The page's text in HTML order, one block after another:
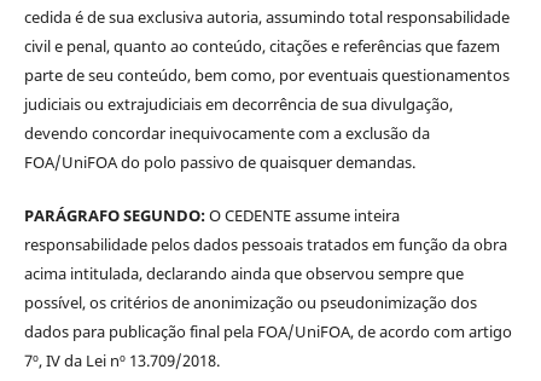
cedida é de sua exclusiva autoria, assumindo total responsabilidade
civil e penal, quanto ao conteúdo, citações e referências que fazem
parte de seu conteúdo, bem como, por eventuais questionamentos
judiciais ou extrajudiciais em decorrência de sua divulgação,
devendo concordar inequivocamente com a exclusão da
FOA/UniFOA do polo passivo de quaisquer demandas.
PARÁGRAFO SEGUNDO:O CEDENTE assume inteira
responsabilidade pelos dados pessoais tratados em função da obra
acima intitulada, declarando ainda que observou sempre que
possível, os critérios de anonimização ou pseudonimização dos
dados para publicação final pela FOA/UniFOA, de acordo com artigo
7º, IV da Lei nº 13.709/2018.